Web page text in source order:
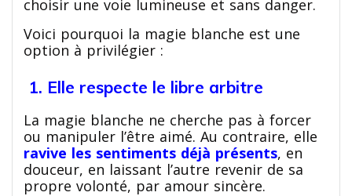
choisir une voie lumineuse et sans danger.
Voici pourquoi la magie blanche est une
option à privilégier :
1. Elle respecte le libre arbitre
La magie blanche ne cherche pas à forcer
ou manipuler l’être aimé. Au contraire, elle
ravive les sentiments déjà présents, en
douceur, en laissant l’autre revenir de sa
propre volonté, par amour sincère.